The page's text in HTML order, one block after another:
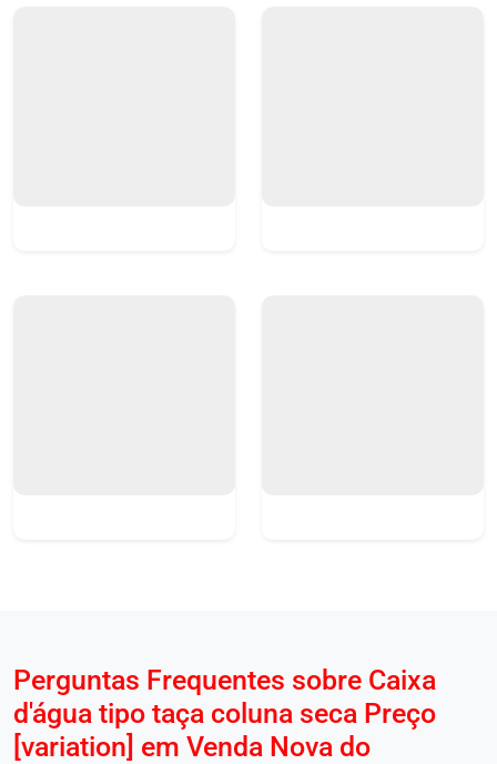
Perguntas Frequentes sobre Caixa
d'água tipo taça coluna seca Preço
[variation] em Venda Nova do